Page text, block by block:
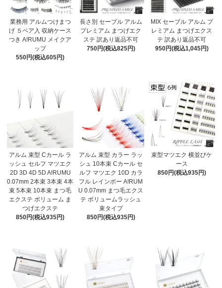
業務用 アルムつけまつ
げ ５ペア入 収納ケース
つき A!RUMU メイクア
ップ
550円(税込605円)
長さ別 セーブル アルム
プレミアム まつげエク
ステ 訳あり返品不可
750円(税込825円)
MIX セーブル アルム プ
レミアム まつげエクス
テ 訳あり返品不可
950円(税込1,045円)
アルム 束型 Cカール ラ
ッシュ セルフ マツエク
2D 3D 4D 5D A!RUMU
0.07mm 2本束 3本束 4本
束 5本束 10本束 まつ毛
エクステ ボリューム ま
つげエクステ
850円(税込935円)
アルム 束型 カラー ラッ
シュ 10本束 Cカール セ
ルフ マツエク 10D カラ
フル レインボー A!RUM
U 0.07mm まつ毛エクス
テ ボリュームラッシュ
束タイプ
850円(税込935円)
束型マツエク 横並びケ
ース
850円(税込935円)